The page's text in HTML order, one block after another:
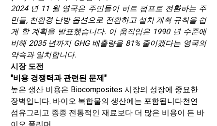
2024 년 11 월 영국은 주민들이 히트 펌프로 전환하는 주
민들, 친환경 난방 옵션으로 전환하고 설치 계획 규칙을 쉽
게 할 계획을 발표했습니다. 이 움직임은 1990 년 수준에
비해 2035 년까지 GHG 배출량을 81% 줄이겠다는 영국의
약속과 일치합니다.
시장 도전
"비용 경쟁력과 관련된 문제"
높은 생산 비용은 Biocomposites 시장의 성장에 중요한
장벽입니다. 바이오 복합물의 생산에는 포함됩니다천연
섬유그리고 종종 전통적인 재료보다 더 많은 비용이 든 바